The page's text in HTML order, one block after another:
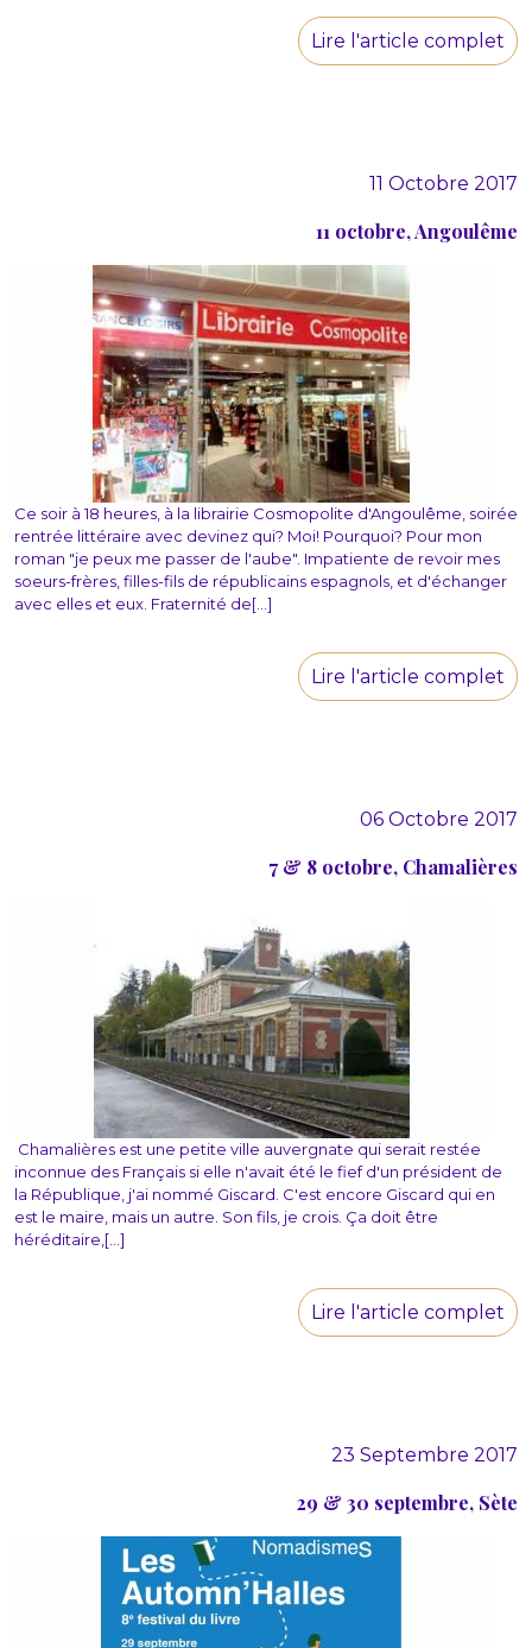
Lire l'article complet
11 Octobre 2017
11 octobre, Angoulême
Ce soir à 18 heures, à la librairie Cosmopolite d'Angoulême, soirée
rentrée littéraire avec devinez qui? Moi! Pourquoi? Pour mon
roman "je peux me passer de l'aube". Impatiente de revoir mes
soeurs-frères, filles-fils de républicains espagnols, et d'échanger
avec elles et eux. Fraternité de[...]
Lire l'article complet
06 Octobre 2017
7 & 8 octobre, Chamalières
Chamalières est une petite ville auvergnate qui serait restée
inconnue des Français si elle n'avait été le fief d'un président de
la République, j'ai nommé Giscard. C'est encore Giscard qui en
est le maire, mais un autre. Son fils, je crois. Ça doit être
héréditaire,[...]
Lire l'article complet
23 Septembre 2017
29 & 30 septembre, Sète